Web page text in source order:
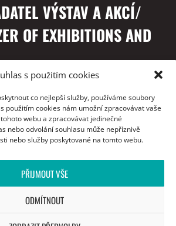
s použitím cookies
co nejlepší služby, používáme soubory
použitím cookies nám umožní zpracovávat vaše
webu a zpracovávat jedinečné
nebo odvolání souhlasu může nepříznivě
nebo služby poskytované na tomto webu.
PŘIJMOUT VŠE
ODMÍTNOUT
VÝSTAV A AKCÍ/
OF EXHIBITIONS AND
/ WITH THANKS TO